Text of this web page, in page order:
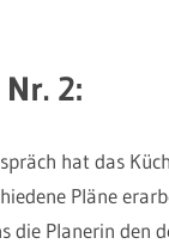
2:
hat das
Pläne
die Planerin den